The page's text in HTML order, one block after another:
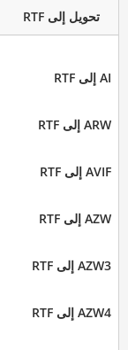
تحويل إلى RTF
AI إلى RTF
ARW إلى RTF
AVIF إلى RTF
AZW إلى RTF
AZW3 إلى RTF
AZW4 إلى RTF